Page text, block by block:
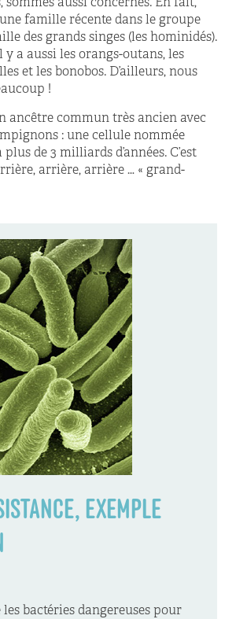
sommes aussi concernés. En fait,
famille récente dans le groupe
des grands singes (les hominidés).
a aussi les orangs-outans, les
et les bonobos. D’ailleurs, nous
!
ancêtre commun très ancien avec
: une cellule nommée
de 3 milliards d’années. C’est
arrière, arrière … « grand-
EXEMPLE
bactéries dangereuses pour